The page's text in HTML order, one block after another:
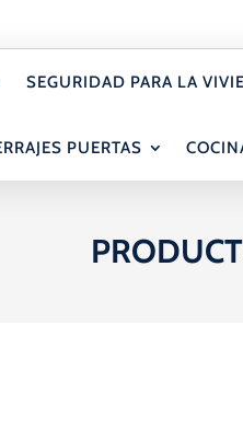
SEGURIDAD PARA LA
PUERTAS